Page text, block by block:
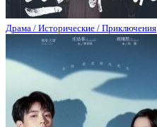
Драма / Исторические / Приключения